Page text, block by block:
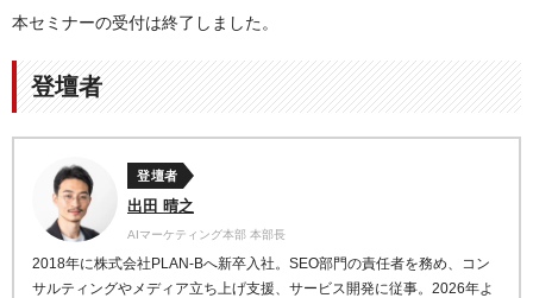
本セミナーの受付は終了しました。
登壇者
登壇者
出田 晴之
AIマーケティング本部 本部長
2018年に株式会社PLAN-Bへ新卒入社。SEO部門の責任者を務め、コン
サルティングやメディア立ち上げ支援、サービス開発に従事。2026年よ